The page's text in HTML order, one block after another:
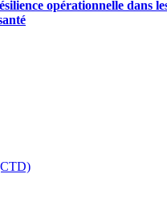
opérationnelle dans